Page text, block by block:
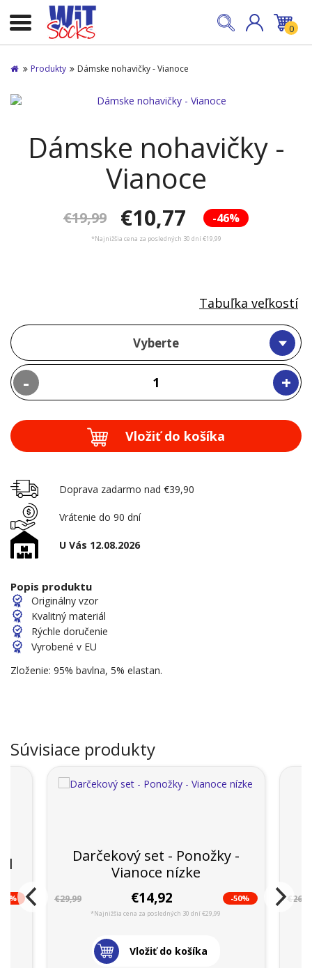
0
Produkty Dámske nohavičky - Vianoce
Dámske nohavičky -
Vianoce
-46%
€19,99 €10,77
*Najnižšia cena za posledných 30 dní €19,99
Vyberte
- +
Tabuľka veľkostí
Vložiť do košíka
Doprava zadarmo nad €39,90
Vrátenie do 90 dní
U Vás 12.08.2026
Popis produktu
Originálny vzor
Kvalitný materiál
Rýchle doručenie
Vyrobené v EU
Zloženie: 95% bavlna, 5% elastan.
Súvisiace produkty
Darčekový set - Ponožky -
Vianoce nízke
€29,99 €14,92 -50%
*Najnižšia cena za posledných 30 dní €29,99
Vložiť do košíka